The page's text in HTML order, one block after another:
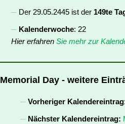
Der 29.05.2445 ist der 149te
Kalenderwoche: 22
Hier erfahren Sie mehr zur
Memorial Day - weitere
Vorheriger
Nächster Kalendereintrag: